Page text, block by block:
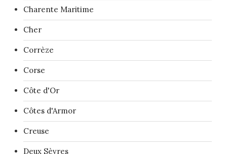
Charente Maritime
Cher
Corrèze
Corse
Côte d'Or
Côtes d'Armor
Creuse
Deux Sèvres